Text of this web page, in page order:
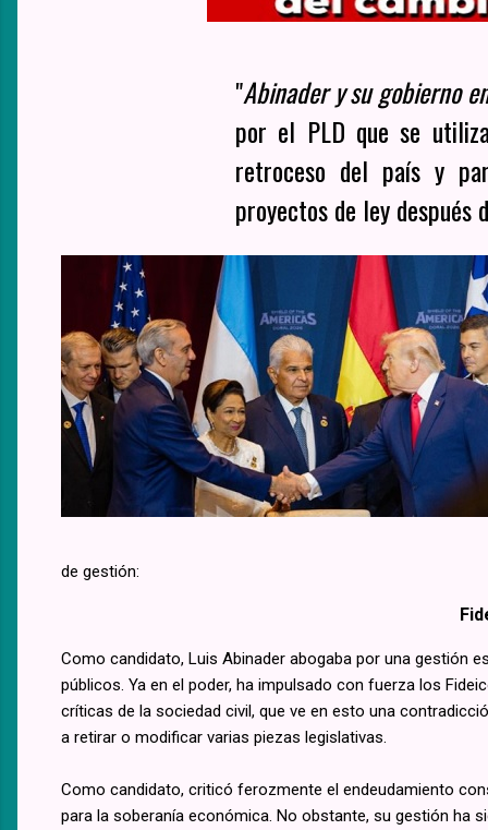
"Abinader y su gobierno
por el PLD que se
retroceso del país y
proyectos de ley después
de gestión:
Como candidato, Luis Abinader abogaba por una gestión
públicos. Ya en el poder, ha impulsado con fuerza los
críticas de la sociedad civil, que ve en esto una
a retirar o modificar varias piezas legislativas.
Como candidato, criticó ferozmente el endeudamiento
para la soberanía económica. No obstante, su gestión ha